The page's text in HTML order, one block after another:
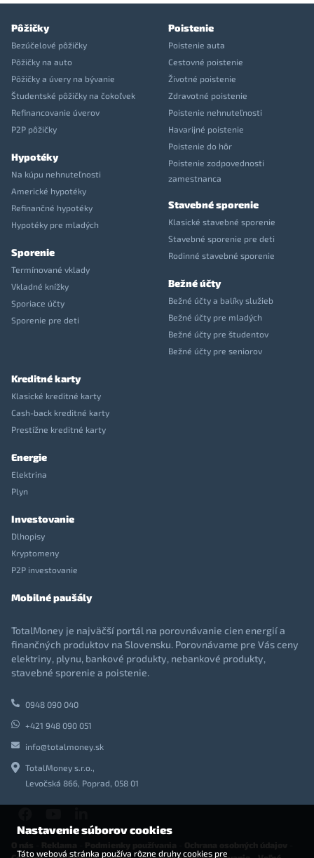
Pôžičky
Bezúčelové pôžičky
Pôžičky na auto
Pôžičky a úvery na bývanie
Študentské pôžičky na čokoľvek
Refinancovanie úverov
P2P pôžičky
Hypotéky
Na kúpu nehnuteľnosti
Americké hypotéky
Refinančné hypotéky
Hypotéky pre mladých
Sporenie
Termínované vklady
Vkladné knížky
Sporiace účty
Sporenie pre deti
Poistenie
Poistenie auta
Cestovné poistenie
Životné poistenie
Zdravotné poistenie
Poistenie nehnuteľnosti
Havarijné poistenie
Poistenie do hôr
Poistenie zodpovednosti
zamestnanca
Stavebné sporenie
Klasické stavebné sporenie
Stavebné sporenie pre deti
Rodinné stavebné sporenie
Bežné účty
Bežné účty a balíky služieb
Bežné účty pre mladých
Bežné účty pre študentov
Bežné účty pre seniorov
Kreditné karty
Klasické kreditné karty
Cash-back kreditné karty
Prestížne kreditné karty
Energie
Elektrina
Plyn
Investovanie
Dlhopisy
Kryptomeny
P2P investovanie
Mobilné paušály
TotalMoney je najväčší portál na porovnávanie cien energií a
finančných produktov na Slovensku. Porovnávame pre Vás ceny
elektriny, plynu, bankové produkty, nebankové produkty,
stavebné sporenie a poistenie.
0948 090 040
+421 948 090 051
info@totalmoney.sk
TotalMoney s.r.o.,
Levočská 866, Poprad, 058 01
Nastavenie súborov cookies
Táto webová stránka používa rôzne druhy cookies pre